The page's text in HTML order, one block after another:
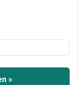
Zins:
keine
»